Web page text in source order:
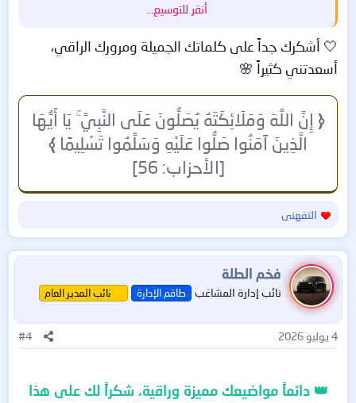
أنقر للتوسيع...
🤍 أشكرك جداً على كلماتك الجميلة ومرورك الراقي،
أسعدتني كثيراً 🌸
﴿ إِنَّ اللَّهَ وَمَلَائِكَتَهُ يُصَلُّونَ عَلَى النَّبِيِّ ۚ يَا أَيُّهَا
الَّذِينَ آمَنُوا صَلُّوا عَلَيْهِ وَسَلِّمُوا تَسْلِيمًا﴾
[الأحزاب: 56]
ا
ل
ت
ف
ا
ع
ا
ت
التفهنى
فخم الطلة
نائب إدارة المشاغب طاقم الإدارة نائب المدير العام
4 يوليو 2026 #4
👑 دائماً مواضيعك مميزة وراقية، شكراً لك على هذا